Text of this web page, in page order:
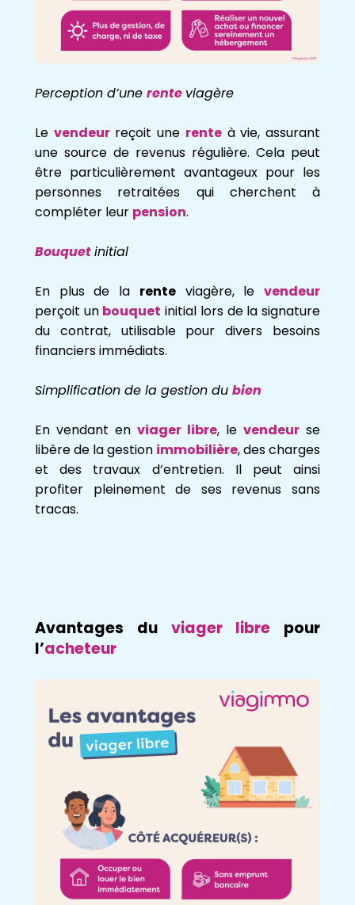
Perception d’une rente viagère
Le vendeur reçoit une rente à vie, assurant
une source de revenus régulière. Cela peut
être particulièrement avantageux pour les
personnes retraitées qui cherchent à
compléter leur pension.
Bouquetinitial
En plus de la renteviagère, levendeur
perçoit un bouquet initial lors de la signature
du contrat, utilisable pour divers besoins
financiers immédiats.
Simplification de la gestion du bien
En vendant en viager libre, le vendeur se
libère de la gestion immobilière, des charges
et des travaux d’entretien. Il peut ainsi
profiter pleinement de ses revenus sans
tracas.
Avantages duviager libre pour
l’acheteur